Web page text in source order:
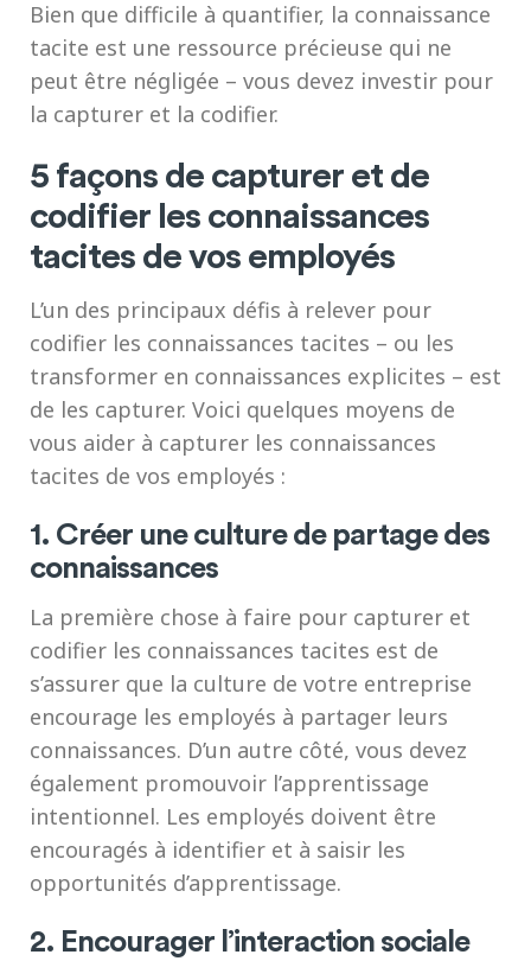
Bien que difficile à quantifier, la connaissance
tacite est une ressource précieuse qui ne
peut être négligée – vous devez investir pour
la capturer et la codifier.
5 façons de capturer et de
codifier les connaissances
tacites de vos employés
L’un des principaux défis à relever pour
codifier les connaissances tacites – ou les
transformer en connaissances explicites – est
de les capturer. Voici quelques moyens de
vous aider à capturer les connaissances
tacites de vos employés :
1. Créer une culture de partage des
connaissances
La première chose à faire pour capturer et
codifier les connaissances tacites est de
s’assurer que la culture de votre entreprise
encourage les employés à partager leurs
connaissances. D’un autre côté, vous devez
également promouvoir l’apprentissage
intentionnel. Les employés doivent être
encouragés à identifier et à saisir les
opportunités d’apprentissage.
2. Encourager l’interaction sociale